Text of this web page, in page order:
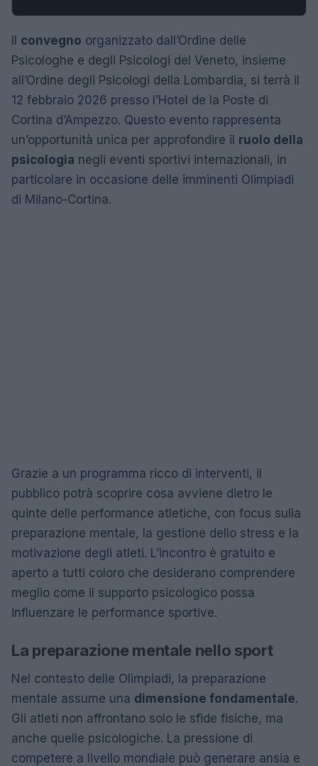
Il convegno organizzato dall’Ordine delle
Psicologhe e degli Psicologi del Veneto, insieme
all’Ordine degli Psicologi della Lombardia, si terrà il
12 febbraio 2026 presso l’Hotel de la Poste di
Cortina d’Ampezzo. Questo evento rappresenta
un’opportunità unica per approfondire il ruolo della
psicologia negli eventi sportivi internazionali, in
particolare in occasione delle imminenti Olimpiadi
di Milano-Cortina.
Grazie a un programma ricco di interventi, il
pubblico potrà scoprire cosa avviene dietro le
quinte delle performance atletiche, con focus sulla
preparazione mentale, la gestione dello stress e la
motivazione degli atleti. L’incontro è gratuito e
aperto a tutti coloro che desiderano comprendere
meglio come il supporto psicologico possa
influenzare le performance sportive.
La preparazione mentale nello sport
Nel contesto delle Olimpiadi, la preparazione
mentale assume una dimensione fondamentale.
Gli atleti non affrontano solo le sfide fisiche, ma
anche quelle psicologiche. La pressione di
competere a livello mondiale può generare ansia e